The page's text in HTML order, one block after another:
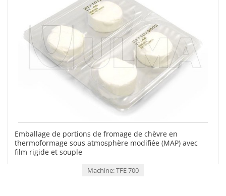
Emballage de portions de fromage de chèvre en
thermoformage sous atmosphère modifiée (MAP) avec
film rigide et souple
Machine: TFE 700